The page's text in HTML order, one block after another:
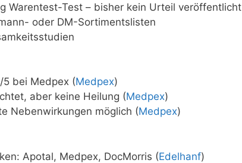
Warentest-Test – bisher kein Urteil veröffentlicht
oder DM-Sortimentslisten
bei Medpex (Medpex)
aber keine Heilung (Medpex)
Nebenwirkungen möglich (Medpex)
Apotal, Medpex, DocMorris (Edelhanf)